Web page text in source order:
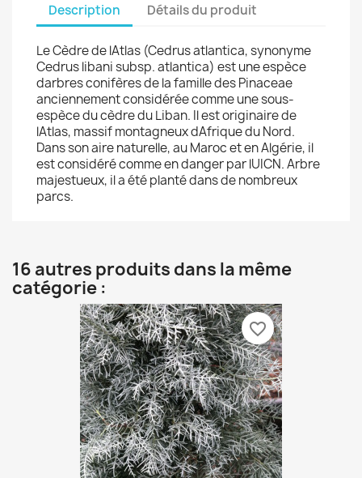
Description Détails du produit
Le Cèdre de lAtlas (Cedrus atlantica, synonyme
Cedrus libani subsp. atlantica) est une espèce
darbres conifères de la famille des Pinaceae
anciennement considérée comme une sous-
espèce du cèdre du Liban. Il est originaire de
lAtlas, massif montagneux dAfrique du Nord.
Dans son aire naturelle, au Maroc et en Algérie, il
est considéré comme en danger par lUICN. Arbre
majestueux, il a été planté dans de nombreux
parcs.
16 autres produits dans la même
catégorie :
favorite_border